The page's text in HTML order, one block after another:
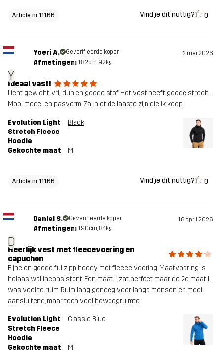
Article nr 11166 Vind je dit nuttig? 0
Y
Yoeri A. Geverifieerde koper 2 mei 2026
Afmetingen: 182cm, 92kg
Ideaal vast!
Licht gewicht, vrij dun en goede stof. Het vest heeft goede strech.
Mooi model en pasvorm. Zal niet de laaste zijn die ik koop.
Evolution Light
Stretch Fleece
Hoodie
Black
Gekochte maat M
Article nr 11166 Vind je dit nuttig? 0
D
Daniel S. Geverifieerde koper 19 april 2026
Afmetingen: 190cm, 84kg
Heerlijk vest met fleecevoering en
capuchon
Fijne en goede fullzipp hoody met fleece voering. Maatvoering is
helaas wel inconsistent. Een maat L zat perfect maar de 2e maat L
was veel te ruim. Ruim lang genoeg voor lange mensen en mooi
aansluitend, maar toch veel beweegruimte.
Evolution Light
Stretch Fleece
Hoodie
Classic Blue
Gekochte maat M